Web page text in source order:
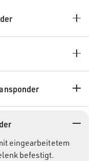
eingearbeitetem
befestigt.